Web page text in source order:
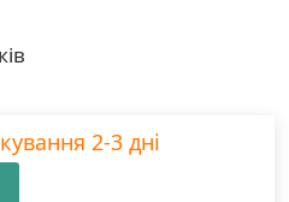
2-3 дні